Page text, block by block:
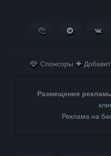
Копировать ссылку
Спонсоры
Размещение
Реклама на